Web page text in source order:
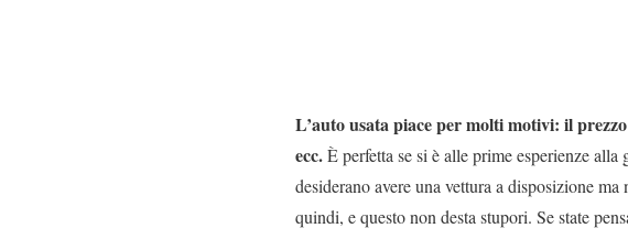
L’auto usata piace per molti motivi: il
ecc.È perfetta se si è alle prime esperienze
desiderano avere una vettura a disposizione
quindi, e questo non desta stupori. Se state